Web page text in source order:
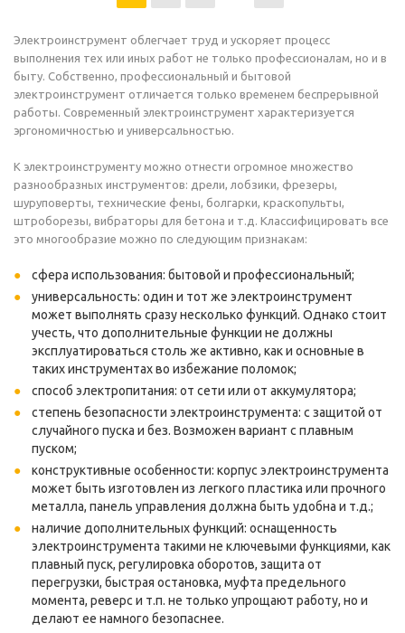
Электроинструмент облегчает труд и ускоряет процесс
выполнения тех или иных работ не только профессионалам, но и в
быту. Собственно, профессиональный и бытовой
электроинструмент отличается только временем беспрерывной
работы. Современный электроинструмент характеризуется
эргономичностью и универсальностью.
К электроинструменту можно отнести огромное множество
разнообразных инструментов: дрели, лобзики, фрезеры,
шуруповерты, технические фены, болгарки, краскопульты,
штроборезы, вибраторы для бетона и т.д. Классифицировать все
это многообразие можно по следующим признакам:
сфера использования: бытовой и профессиональный;
универсальность: один и тот же электроинструмент
может выполнять сразу несколько функций. Однако стоит
учесть, что дополнительные функции не должны
эксплуатироваться столь же активно, как и основные в
таких инструментах во избежание поломок;
способ электропитания: от сети или от аккумулятора;
степень безопасности электроинструмента: с защитой от
случайного пуска и без. Возможен вариант с плавным
пуском;
конструктивные особенности: корпус электроинструмента
может быть изготовлен из легкого пластика или прочного
металла, панель управления должна быть удобна и т.д.;
наличие дополнительных функций: оснащенность
электроинструмента такими не ключевыми функциями, как
плавный пуск, регулировка оборотов, защита от
перегрузки, быстрая остановка, муфта предельного
момента, реверс и т.п. не только упрощают работу, но и
делают ее намного безопаснее.